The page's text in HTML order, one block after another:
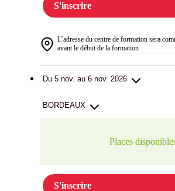
S'inscrire
L’adresse du centre de formation sera
avant le début de la formation
Du 5 nov. au 6 nov. 2026
BORDEAUX
Places
S'inscrire